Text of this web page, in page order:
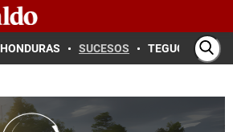
HONDURAS SUCESOS TEGUCIGALPA